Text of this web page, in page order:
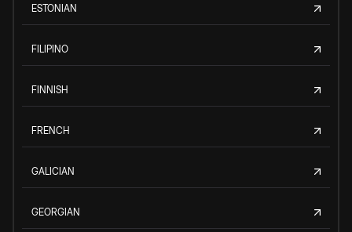
ESTONIAN
FILIPINO
FINNISH
FRENCH
GALICIAN
GEORGIAN